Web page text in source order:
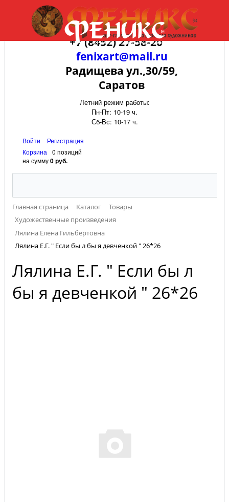
+7 (8452) 27-58-20
fenixart@mail.ru
Радищева ул.,30/59,
Саратов
Летний режим работы:
Пн-Пт: 10-19 ч.
Сб-Вс: 10-17 ч.
Войти
Регистрация
Корзина
0 позиций
на сумму0 руб.
Главная страница Каталог
Товары
Художественные произведения
Лялина Елена Гильбертовна
Лялина Е.Г. " Если бы л бы я девченкой " 26*26
Лялина Е.Г. " Если бы л
бы я девченкой " 26*26